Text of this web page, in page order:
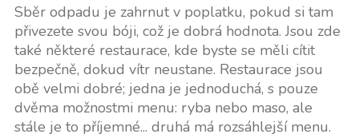
Sběr odpadu je zahrnut v poplatku, pokud si tam
přivezete svou bóji, což je dobrá hodnota. Jsou zde
také některé restaurace, kde byste se měli cítit
bezpečně, dokud vítr neustane. Restaurace jsou
obě velmi dobré; jedna je jednoduchá, s pouze
dvěma možnostmi menu: ryba nebo maso, ale
stále je to příjemné... druhá má rozsáhlejší menu.